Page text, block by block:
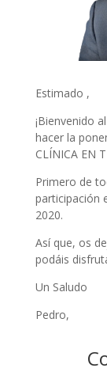
Estimado ,
¡Bienvenido
hacer la
CLÍNICA EN
Primero de
participación
2020.
Así que, os
podáis
Un Saludo
Pedro,